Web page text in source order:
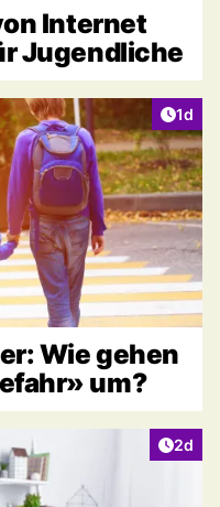
Internet
Jugendliche
1d
Wie gehen
um?
2d